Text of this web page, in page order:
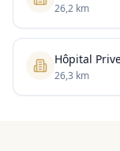
26,2 km
Hôpital
26,3 km